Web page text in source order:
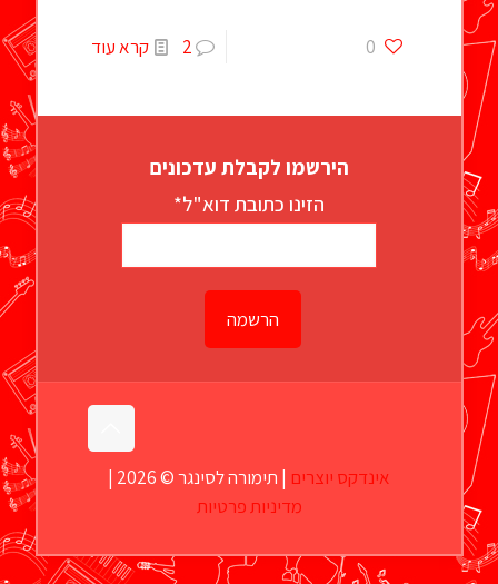
0
2 קרא עוד
הירשמו לקבלת עדכונים
הזינו כתובת דוא"ל*
אינדקס יוצרים | תימורה לסינגר © 2026 |
מדיניות פרטיות